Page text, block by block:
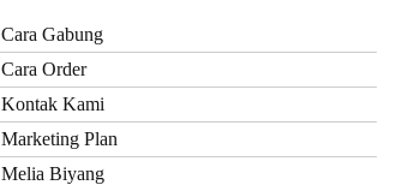
Cara Gabung
Cara Order
Kontak Kami
Marketing Plan
Melia Biyang